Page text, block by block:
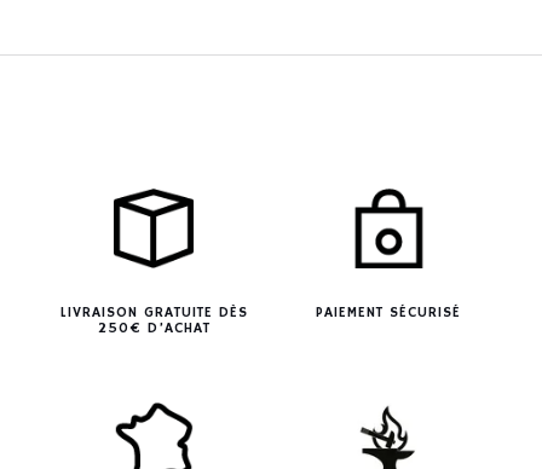
LIVRAISON GRATUITE DÈS
250€ D’ACHAT
PAIEMENT SÉCURISÉ